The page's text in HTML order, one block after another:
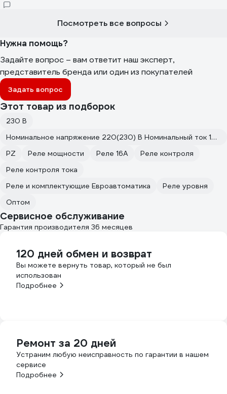
Посмотреть все вопросы
Нужна помощь?
Задайте вопрос – вам ответит наш эксперт,
представитель бренда или один из покупателей
Задать вопрос
Этот товар из подборок
230 В
Номинальное напряжение 220(230) В Номинальный ток 16 А
PZ
Реле мощности Реле 16А
Реле контроля
Реле контроля тока
Реле и комплектующие Евроавтоматика
Реле уровня
Оптом
Сервисное обслуживание
Гарантия производителя 36 месяцев
120 дней обмен и возврат
Вы можете вернуть товар, который не был
использован
Подробнее
Ремонт за 20 дней
Устраним любую неисправность по гарантии в нашем
сервисе
Подробнее